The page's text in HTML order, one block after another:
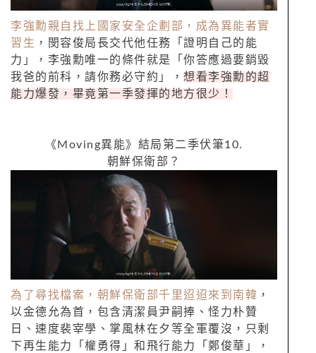
李強勳親自找上國家安全企劃部，成為異能者實
習生 ，閔容俊局長交代他任務「證明自己的能
力」，李強勳唯一的條件就是「你答應過要銷毀
我爸的前科，請你務必守約」， 想看李強勳的超
能力爆發，畢竟第一季發揮的地方很少！
《 Moving異能》結局第二季伏筆10.
朝鮮保衛部？
為了尋找檔案，朝鮮保衛部千里迢迢來到南韓 ，
以金德允為首，包含清潔員尹嗣捧、怪力朴贊
日、速度裴宰學、掌風林在夕等全軍覆沒，只剩
下再生能力「權勇得」和飛行能力「鄭俊華」，